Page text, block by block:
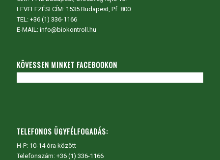
LEVELEZÉSI CÍM: 1535 Budapest, Pf. 800
TEL: +36 (1) 336-1166
E-MAIL: info@biokontroll.hu
KÖVESSEN MINKET FACEBOOKON
TELEFONOS ÜGYFÉLFOGADÁS:
H-P: 10-14 óra között
Telefonszám: +36 (1) 336-1166